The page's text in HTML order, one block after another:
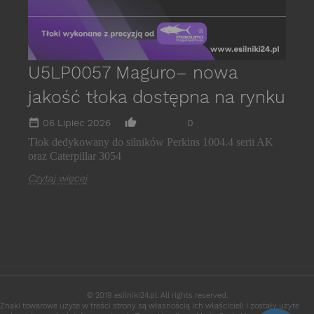
U5LP0057 Maguro– nowa
jakość tłoka dostępna na rynku
date_range 06 Lipiec 2026 thumb_up_alt 0
Tłok dedykowany do silników Perkins 1004.4 serii AK
oraz Caterpillar 3054
Czytaj więcej
© 2019 esilniki24.pl. All rights reserved.
Znaki towarowe użyte w treści strony są własnością ich właścicieli i zostały użyte